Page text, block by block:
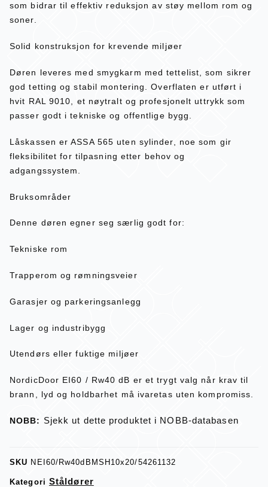
som bidrar til effektiv reduksjon av støy mellom rom og
soner.
Solid konstruksjon for krevende miljøer
Døren leveres med smygkarm med tettelist, som sikrer
god tetting og stabil montering. Overflaten er utført i
hvit RAL 9010, et nøytralt og profesjonelt uttrykk som
passer godt i tekniske og offentlige bygg.
Låskassen er ASSA 565 uten sylinder, noe som gir
fleksibilitet for tilpasning etter behov og
adgangssystem.
Bruksområder
Denne døren egner seg særlig godt for:
Tekniske rom
Trapperom og rømningsveier
Garasjer og parkeringsanlegg
Lager og industribygg
Utendørs eller fuktige miljøer
NordicDoor EI60 / Rw40 dB er et trygt valg når krav til
brann, lyd og holdbarhet må ivaretas uten kompromiss.
NOBB: Sjekk ut dette produktet i NOBB-databasen
SKU NEI60/Rw40dBMSH10x20/54261132
Kategori Ståldører